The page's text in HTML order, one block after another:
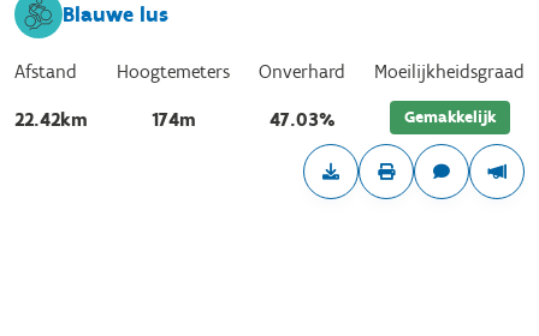
Blauwe lus
Afstand
22.42km
Hoogtemeters
174m
Onverhard
47.03%
Moeilijkheidsgraad
Gemakkelijk